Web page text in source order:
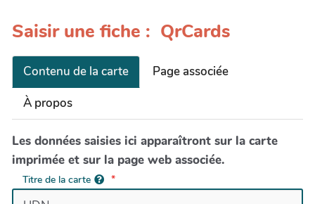
Saisir une fiche : QrCards
Contenu de la carte
Page associée
À propos
Les données saisies ici apparaîtront sur la carte
imprimée et sur la page web associée.
Titre de la carte